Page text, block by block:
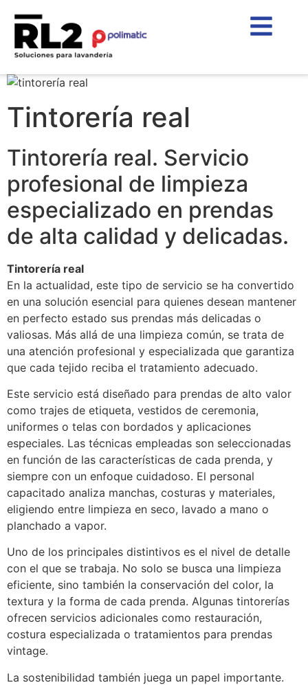
Tintorería real
Tintorería real. Servicio
profesional de limpieza
especializado en prendas
de alta calidad y delicadas.
Tintorería real
En la actualidad, este tipo de servicio se ha convertido
en una solución esencial para quienes desean mantener
en perfecto estado sus prendas más delicadas o
valiosas. Más allá de una limpieza común, se trata de
una atención profesional y especializada que garantiza
que cada tejido reciba el tratamiento adecuado.
Este servicio está diseñado para prendas de alto valor
como trajes de etiqueta, vestidos de ceremonia,
uniformes o telas con bordados y aplicaciones
especiales. Las técnicas empleadas son seleccionadas
en función de las características de cada prenda, y
siempre con un enfoque cuidadoso. El personal
capacitado analiza manchas, costuras y materiales,
eligiendo entre limpieza en seco, lavado a mano o
planchado a vapor.
Uno de los principales distintivos es el nivel de detalle
con el que se trabaja. No solo se busca una limpieza
eficiente, sino también la conservación del color, la
textura y la forma de cada prenda. Algunas tintorerías
ofrecen servicios adicionales como restauración,
costura especializada o tratamientos para prendas
vintage.
La sostenibilidad también juega un papel importante.